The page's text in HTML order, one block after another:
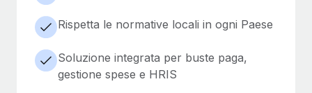
Rispetta le normative locali in ogni Paese
Soluzione integrata per buste paga,
gestione spese e HRIS